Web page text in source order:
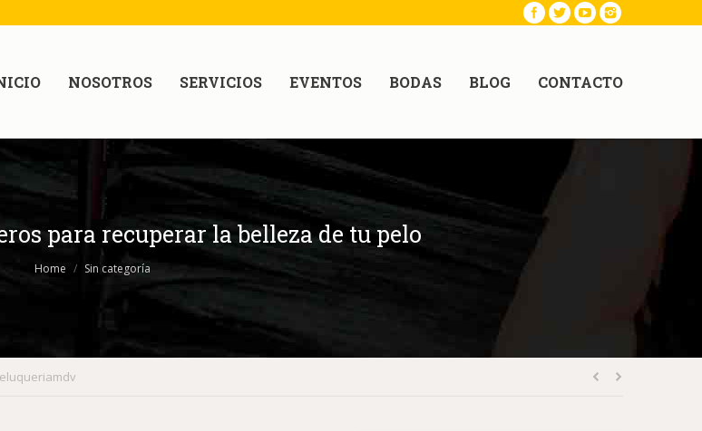
NOSOTROS SERVICIOS EVENTOS BODAS BLOG CONTACTO
para recuperar la belleza de tu pelo
Home Sin categoría